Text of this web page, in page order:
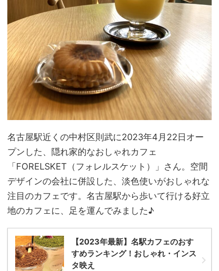
名古屋駅近くの中村区則武に2023年4月22日オー
プンした、隠れ家的なおしゃれカフェ
「FORELSKET（フォレルスケット）」さん。空間
デザインの会社に併設した、淡色使いがおしゃれな
注目のカフェです。名古屋駅から歩いて行ける好立
地のカフェに、足を運んでみました♪
【2023年最新】名駅カフェのおす
すめランキング！おしゃれ・インス
タ映え